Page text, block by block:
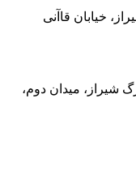
خیابان قاآنی
شیراز، میدان دوم،